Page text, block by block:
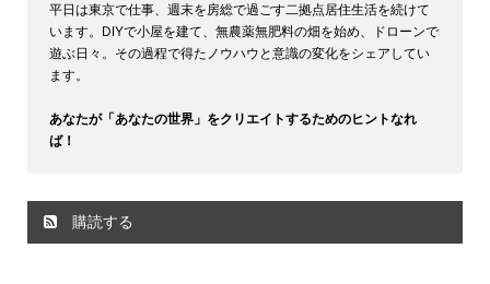
平日は東京で仕事、週末を房総で過ごす二拠点居住生活を続けて
います。DIYで小屋を建て、無農薬無肥料の畑を始め、ドローンで
遊ぶ日々。その過程で得たノウハウと意識の変化をシェアしてい
ます。
あなたが「あなたの世界」をクリエイトするためのヒントなれ
ば！
購読する